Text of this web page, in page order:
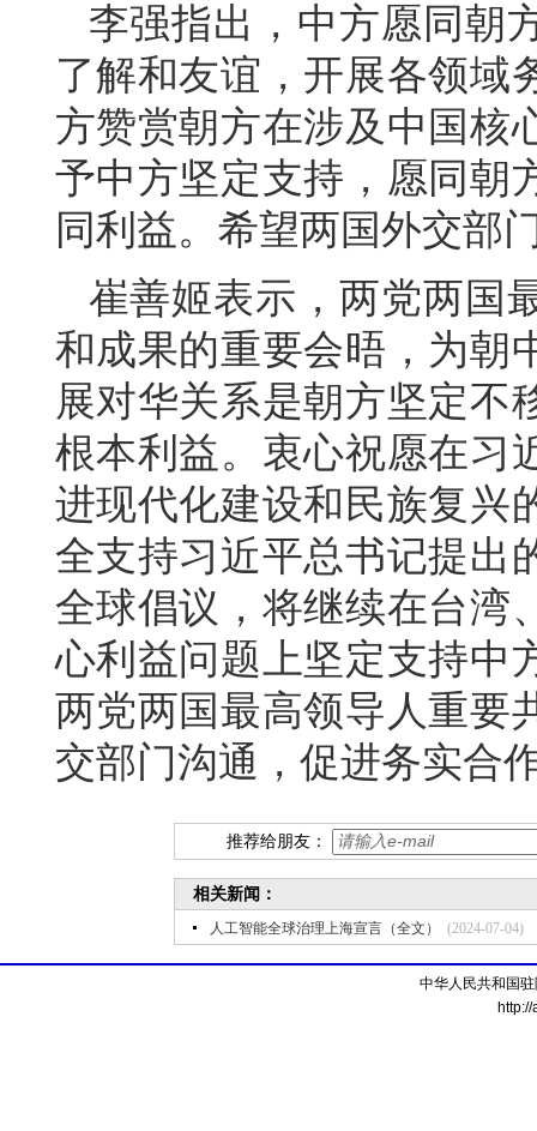
李强指出，中方愿同朝
了解和友谊，开展各领域
方赞赏朝方在涉及中国核
予中方坚定支持，愿同朝
同利益。希望两国外交部
崔善姬表示，两党两国
和成果的重要会晤，为朝
展对华关系是朝方坚定不
根本利益。衷心祝愿在习
进现代化建设和民族复兴
全支持习近平总书记提出
全球倡议，将继续在台湾
心利益问题上坚定支持中
两党两国最高领导人重要
交部门沟通，促进务实合
推荐给朋友：
相关新闻：
人工智能全球治理上海宣言（全文） (2024-07-04)
中华人民共和国